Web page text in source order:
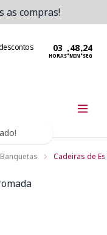
as compras!
HORAS:MIN:SEG
Cadeiras de